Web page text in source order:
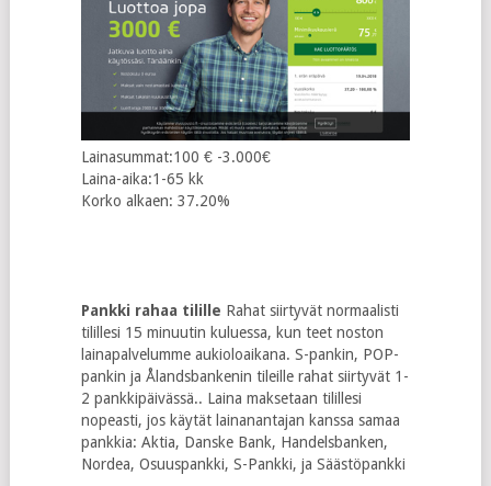
Lainasummat:100 € -3.000€
Laina-aika:1-65 kk
Korko alkaen: 37.20%
Pankki rahaa tilille Rahat siirtyvät normaalisti
tilillesi 15 minuutin kuluessa, kun teet noston
lainapalvelumme aukioloaikana. S-pankin, POP-
pankin ja Ålandsbankenin tileille rahat siirtyvät 1-
2 pankkipäivässä.. Laina maksetaan tilillesi
nopeasti, jos käytät lainanantajan kanssa samaa
pankkia: Aktia, Danske Bank, Handelsbanken,
Nordea, Osuuspankki, S-Pankki, ja Säästöpankki